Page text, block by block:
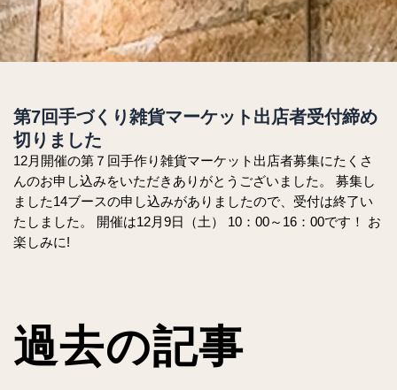
過去の記事
第7回手づくり雑貨マーケット出店者受付締め
切りました
12月開催の第７回手作り雑貨マーケット出店者募集にたくさ
んのお申し込みをいただきありがとうございました。 募集し
ました14ブースの申し込みがありましたので、受付は終了い
たしました。 開催は12月9日（土） 10：00～16：00です！ お
楽しみに!